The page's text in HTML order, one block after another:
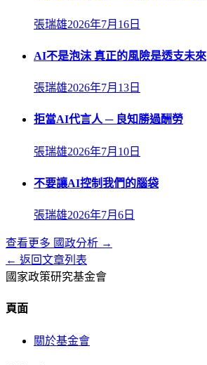
張瑞雄2026年7月16日
AI不是泡沫 真正的風險是透支未來
張瑞雄2026年7月13日
拒當AI代言人 ─ 良知勝過酬勞
張瑞雄2026年7月10日
不要讓AI控制我們的腦袋
張瑞雄2026年7月6日
查看更多 國政分析 →
← 返回文章列表
國家政策研究基金會
頁面
關於基金會